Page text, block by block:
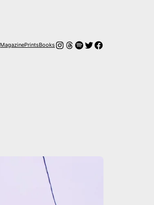
MagazinePrintsBooksInstagram
Threads
Spotify
Twitter
Facebook